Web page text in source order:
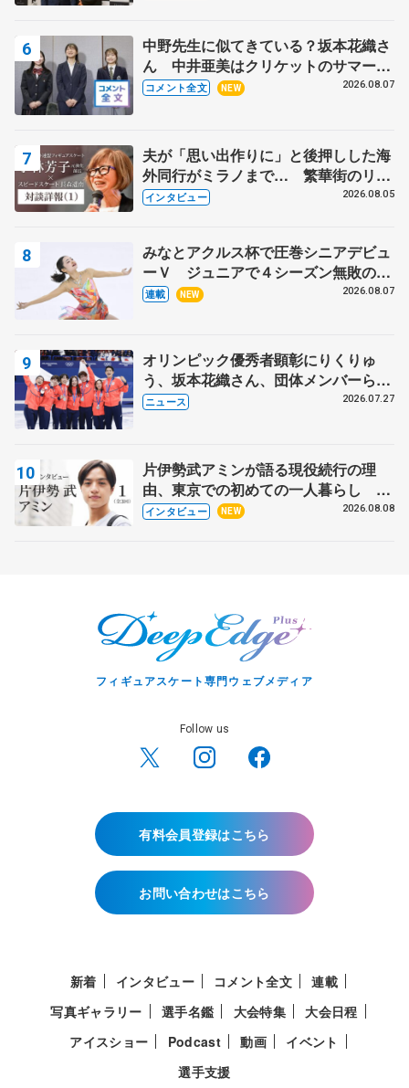
中野先生に似てきている？坂本花織さ
ん 中井亜美はクリケットのサマーキ
ャンプに 島田麻央はたくさん試合に
コメント全文 NEW 2026.08.07
夫が「思い出作りに」と後押しした海
外同行がミラノまで… 繁華街のリン
クでは不良のお兄さんも味方に 小林
インタビュー 2026.08.05
みなとアクルス杯で圧巻シニアデビュ
ーＶ ジュニアで４シーズン無敗の島
田麻央
連載 NEW 2026.08.07
オリンピック優秀者顕彰にりくりゅ
う、坂本花織さん、団体メンバーら
8月7日に文科省が表彰式、ブルーノ・
ニュース 2026.07.27
片伊勢武アミンが語る現役続行の理
由、東京での初めての一人暮らし 注
目スケーターの「今」に迫る
インタビュー NEW 2026.08.08
フィギュアスケート専門ウェブメディア
Follow us
有料会員登録はこちら
お問い合わせはこちら
新着 インタビュー コメント全文
連載
写真ギャラリー
選手名鑑 大会特集
大会日程
アイスショー
Podcast 動画
イベント
選手支援